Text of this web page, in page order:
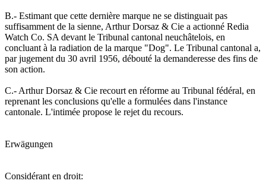
B.- Estimant que cette dernière marque ne se distinguait pas
suffisamment de la sienne, Arthur Dorsaz & Cie a actionné Redia
Watch Co. SA devant le Tribunal cantonal neuchâtelois, en
concluant à la radiation de la marque "Dog". Le Tribunal cantonal a,
par jugement du 30 avril 1956, débouté la demanderesse des fins de
son action.
C.- Arthur Dorsaz & Cie recourt en réforme au Tribunal fédéral, en
reprenant les conclusions qu'elle a formulées dans l'instance
cantonale. L'intimée propose le rejet du recours.
Erwägungen
Considérant en droit: